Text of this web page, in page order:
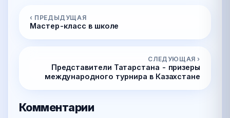
‹ ПРЕДЫДУЩАЯ
Мастер-класс в школе
СЛЕДУЮЩАЯ ›
Представители Татарстана - призеры
международного турнира в Казахстане
Комментарии